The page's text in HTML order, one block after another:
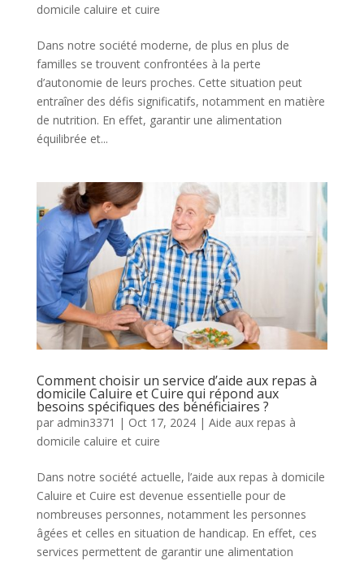
domicile caluire et cuire
Dans notre société moderne, de plus en plus de
familles se trouvent confrontées à la perte
d’autonomie de leurs proches. Cette situation peut
entraîner des défis significatifs, notamment en matière
de nutrition. En effet, garantir une alimentation
équilibrée et...
Comment choisir un service d’aide aux repas à
domicile Caluire et Cuire qui répond aux
besoins spécifiques des bénéficiaires ?
par admin3371 | Oct 17, 2024| Aide aux repas à
domicile caluire et cuire
Dans notre société actuelle, l’aide aux repas à domicile
Caluire et Cuire est devenue essentielle pour de
nombreuses personnes, notamment les personnes
âgées et celles en situation de handicap. En effet, ces
services permettent de garantir une alimentation